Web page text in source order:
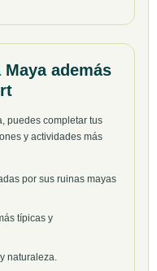
además
puedes completar tus
y actividades más
por sus ruinas mayas
típicas y
naturaleza.